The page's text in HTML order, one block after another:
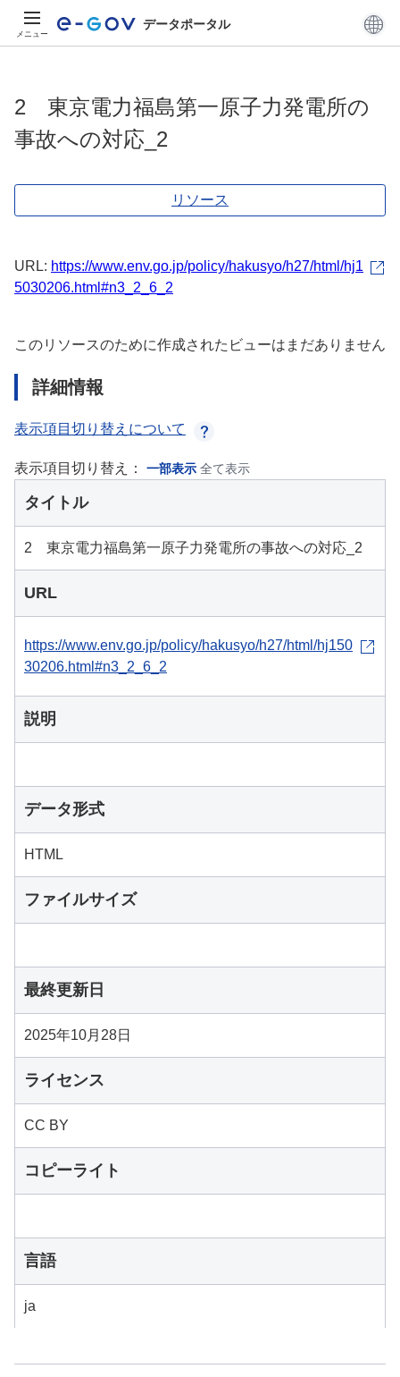
メニュー
データポータル
2 東京電力福島第一原子力発電所の
事故への対応_2
リソース
URL: https://www.env.go.jp/policy/hakusyo/h27/html/hj1
5030206.html#n3_2_6_2
このリソースのために作成されたビューはまだありません
詳細情報
表示項目切り替えについて
表示項目切り替え： 一部表示 全て表示
タイトル
2 東京電力福島第一原子力発電所の事故への対応_2
URL
https://www.env.go.jp/policy/hakusyo/h27/html/hj150
30206.html#n3_2_6_2
説明
データ形式
HTML
ファイルサイズ
最終更新日
2025年10月28日
ライセンス
CC BY
コピーライト
言語
ja